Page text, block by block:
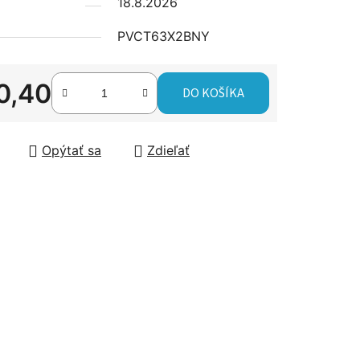
PVCT63X2BNY
cena:
DO KOŠÍKA
Opýtať sa Zdieľať